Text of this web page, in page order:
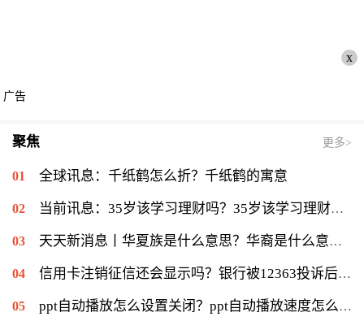
x
广告
聚焦 更多>
全球讯息：千纸鹤怎么折？千纸鹤的寓意
当前讯息：35岁该学习理财吗？35岁该学习理财会不会太迟？
天天新消息丨华夏族是什么意思？华裔是什么意思：华侨在侨居国生下的子女
信用卡注销征信还会显示吗？银行被12363投诉后果是什么？|环球通讯
ppt自动播放怎么设置关闭？ppt自动播放速度怎么调慢？ 世界报资讯